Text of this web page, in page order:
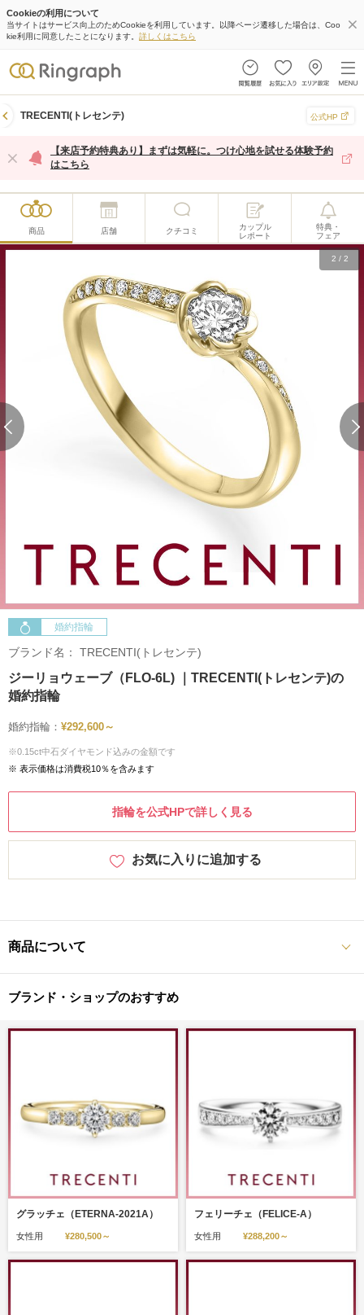
Cookieの利用について
当サイトはサービス向上のためCookieを利用しています。以降ページ遷移した場合は、Coo
kie利用に同意したことになります。 詳しくはこちら
TRECENTI(トレセンテ) 公式HP
【来店予約特典あり】まずは気軽に。つけ心地を試せる体験予約
はこちら
商品 店舗 クチコミ
カップル
レポート
特典・
フェア
2 / 2
婚約指輪
ブランド名： TRECENTI(トレセンテ)
ジーリョウェーブ（FLO-6L) ｜TRECENTI(トレセンテ)の
婚約指輪
婚約指輪： ¥292,600～
※0.15ct中石ダイヤモンド込みの金額です
※ 表示価格は消費税10％を含みます
指輪を公式HPで詳しく見る
お気に入りに追加する
商品について
ブランド・ショップのおすすめ
グラッチェ（ETERNA-2021A）
女性用 ¥280,500～
フェリーチェ（FELICE-A）
女性用 ¥288,200～